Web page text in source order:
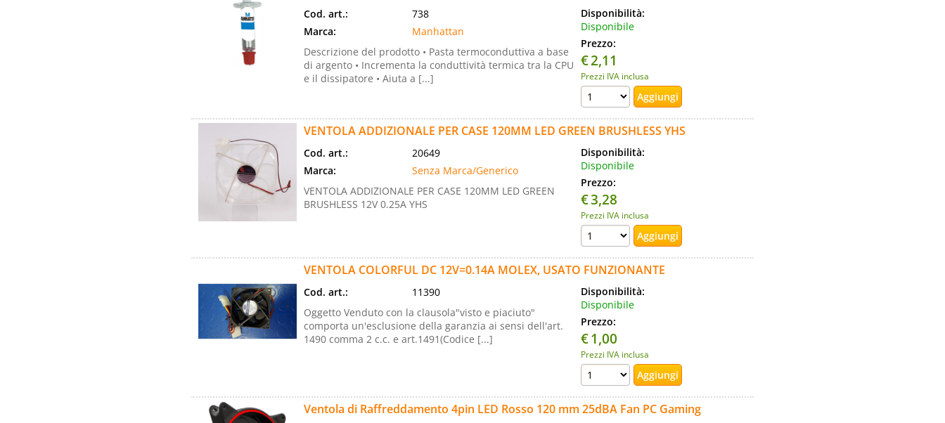
Cod. art.:
738
Marca:
Manhattan
Descrizione del prodotto • Pasta termoconduttiva a base
di argento • Incrementa la conduttività termica tra la CPU
e il dissipatore • Aiuta a [...]
Disponibilità:
Disponibile
Prezzo:
€2,11
Prezzi IVA inclusa
VENTOLA ADDIZIONALE PER CASE 120MM LED GREEN BRUSHLESS YHS
Cod. art.:
20649
Marca:
Senza Marca/Generico
VENTOLA ADDIZIONALE PER CASE 120MM LED GREEN
BRUSHLESS 12V 0.25A YHS
Disponibilità:
Disponibile
Prezzo:
€3,28
Prezzi IVA inclusa
VENTOLA COLORFUL DC 12V=0.14A MOLEX, USATO FUNZIONANTE
Cod. art.:
11390
Oggetto Venduto con la clausola"visto e piaciuto"
comporta un'esclusione della garanzia ai sensi dell'art.
1490 comma 2 c.c. e art.1491(Codice [...]
Disponibilità:
Disponibile
Prezzo:
€1,00
Prezzi IVA inclusa
Ventola di Raffreddamento 4pin LED Rosso 120 mm 25dBA Fan PC Gaming